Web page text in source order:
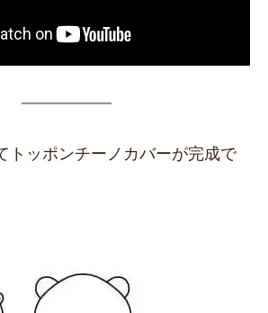
トッポンチーノカバーが完成で